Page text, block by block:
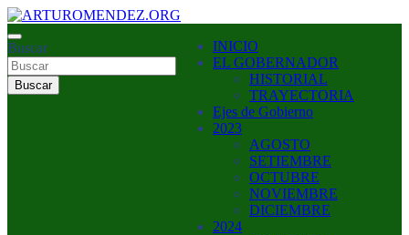
Saltar
al
contenido
ARTUROMENDEZ.ORG
ARTURO MENDEZ GOBERNADOR 2023
Buscar
Buscar
INICIO
EL GOBERNADOR
HISTORIAL
TRAYECTORIA
Ejes de Gobierno
2023
AGOSTO
SETIEMBRE
OCTUBRE
NOVIEMBRE
DICIEMBRE
2024